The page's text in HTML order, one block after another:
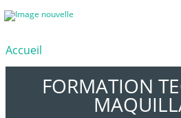
Accueil
FORMATION